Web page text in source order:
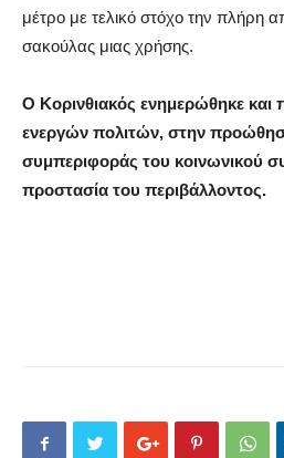
μέτρο με τελικό στόχο την πλήρη
σακούλας μιας χρήσης.
Ο Κορινθιακός ενημερώθηκε
ενεργών πολιτών, στην
συμπεριφοράς του κοινωνικού
προστασία του περιβάλλοντος.